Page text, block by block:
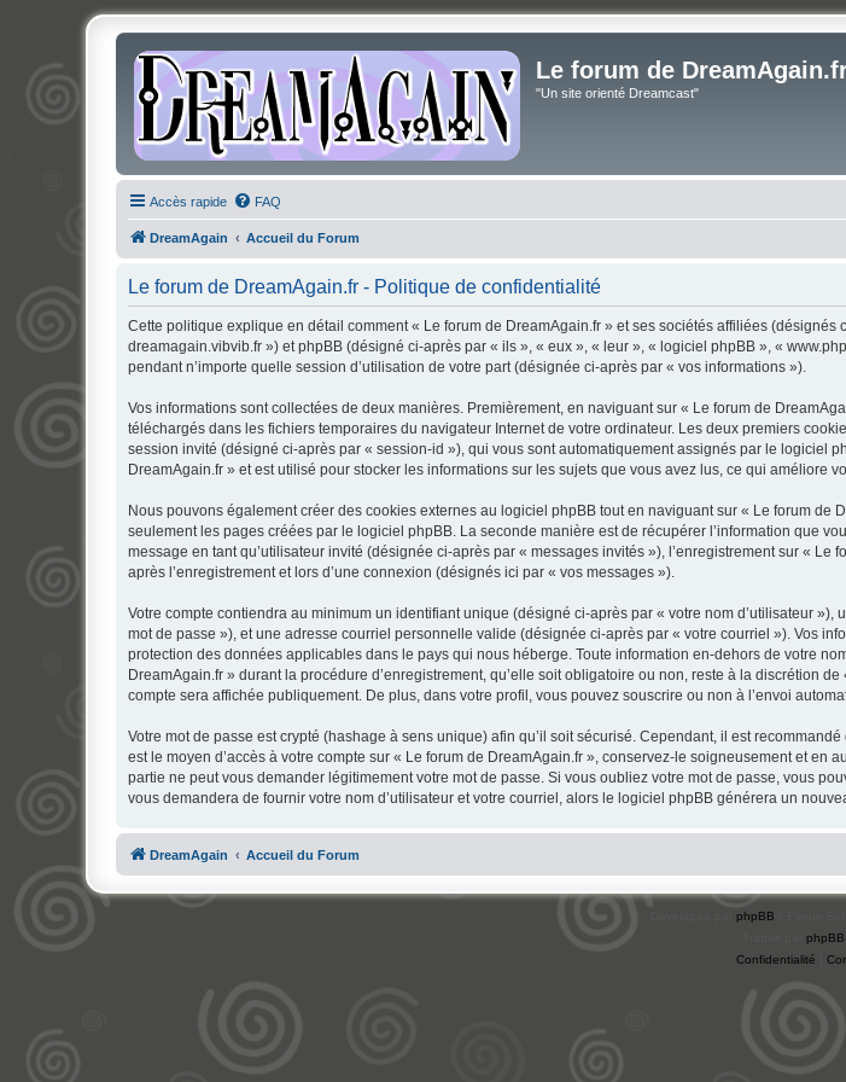
Le forum de
"Un site orienté Dreamcast"
Accès rapide FAQ
DreamAgain Accueil du Forum
Le forum de DreamAgain.fr - Politique de confidentialité
Cette politique explique en détail comment « Le forum de DreamAgain.fr » et ses sociétés affiliées
dreamagain.vibvib.fr ») et phpBB (désigné ci-après par « ils », « eux », « leur », « logiciel phpBB », «
pendant n’importe quelle session d’utilisation de votre part (désignée ci-après par « vos informations »).
Vos informations sont collectées de deux manières. Premièrement, en naviguant sur « Le forum de
téléchargés dans les fichiers temporaires du navigateur Internet de votre ordinateur. Les deux premiers
session invité (désigné ci-après par « session-id »), qui vous sont automatiquement assignés par le logiciel
DreamAgain.fr » et est utilisé pour stocker les informations sur les sujets que vous avez lus, ce qui améliore
Nous pouvons également créer des cookies externes au logiciel phpBB tout en naviguant sur « Le forum
seulement les pages créées par le logiciel phpBB. La seconde manière est de récupérer l’information que
message en tant qu’utilisateur invité (désignée ci-après par « messages invités »), l’enregistrement sur «
après l’enregistrement et lors d’une connexion (désignés ici par « vos messages »).
Votre compte contiendra au minimum un identifiant unique (désigné ci-après par « votre nom d’utilisateur
mot de passe »), et une adresse courriel personnelle valide (désignée ci-après par « votre courriel »). Vos
protection des données applicables dans le pays qui nous héberge. Toute information en-dehors de votre
DreamAgain.fr » durant la procédure d’enregistrement, qu’elle soit obligatoire ou non, reste à la discrétion
compte sera affichée publiquement. De plus, dans votre profil, vous pouvez souscrire ou non à l’envoi
Votre mot de passe est crypté (hashage à sens unique) afin qu’il soit sécurisé. Cependant, il est
est le moyen d’accès à votre compte sur « Le forum de DreamAgain.fr », conservez-le soigneusement et
partie ne peut vous demander légitimement votre mot de passe. Si vous oubliez votre mot de passe, vous
vous demandera de fournir votre nom d’utilisateur et votre courriel, alors le logiciel phpBB générera un
DreamAgain Accueil du Forum
phpBB
Confidentialité